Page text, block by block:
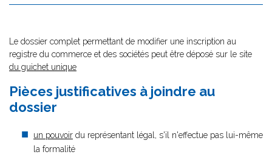
Le dossier complet permettant de modifier une inscription au
registre du commerce et des sociétés peut être déposé sur le site
du guichet unique
Pièces justificatives à joindre au
dossier
un pouvoir du représentant légal, s'il n'effectue pas lui-même
la formalité